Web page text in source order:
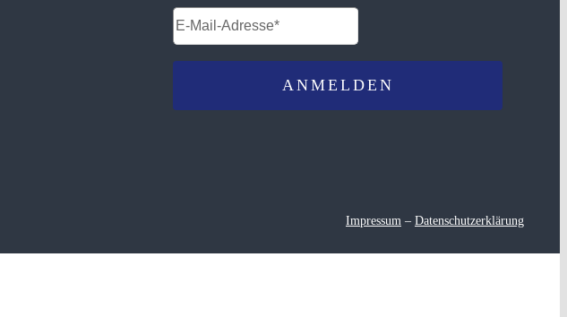
Impressum– Datenschutzerklärung